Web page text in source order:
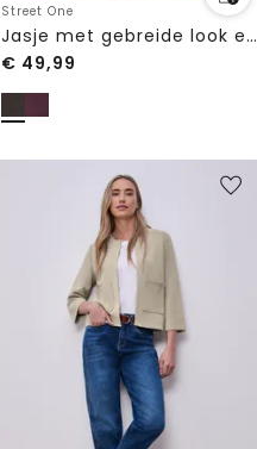
Street One
Jasje met gebreide look en decoratieve knopen
€ 49,99